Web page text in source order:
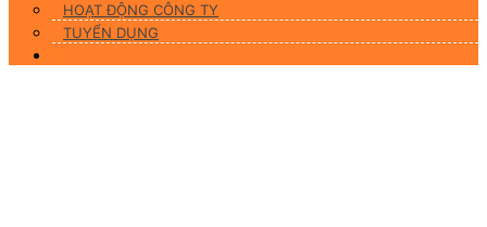
HOẠT ĐỘNG CÔNG TY
TUYỂN DỤNG